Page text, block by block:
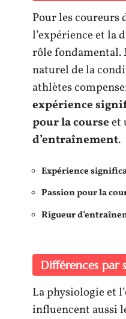
Pour les coureurs
l’expérience et la
rôle fondamental.
naturel de la
athlètes
expérience
pour la courseet
d’entraînement.
Expérience
Passion pour la
Rigueur
Différences par
La physiologie et
influencent aussi